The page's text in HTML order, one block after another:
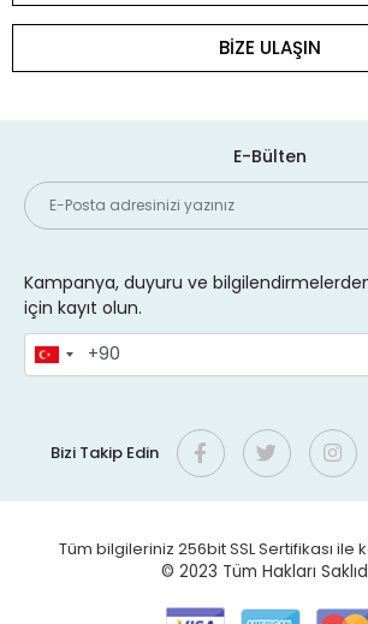
BİZE ULAŞIN
E-Bülten
Kampanya, duyuru ve
için kayıt olun.
Bizi Takip Edin
Tüm bilgileriniz 256bit SSL Sertifikası ile
© 2023 Tüm Hakları